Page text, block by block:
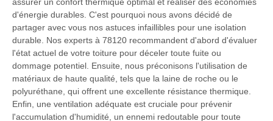
d'énergie durables. C'est pourquoi nous avons décidé de
partager avec vous nos astuces infaillibles pour une isolation
durable. Nos experts à 78120 recommandent d'abord d'évaluer
l'état actuel de votre toiture pour déceler toute fuite ou
dommage potentiel. Ensuite, nous préconisons l'utilisation de
matériaux de haute qualité, tels que la laine de roche ou le
polyuréthane, qui offrent une excellente résistance thermique.
Enfin, une ventilation adéquate est cruciale pour prévenir
l'accumulation d'humidité, un ennemi redoutable pour toute